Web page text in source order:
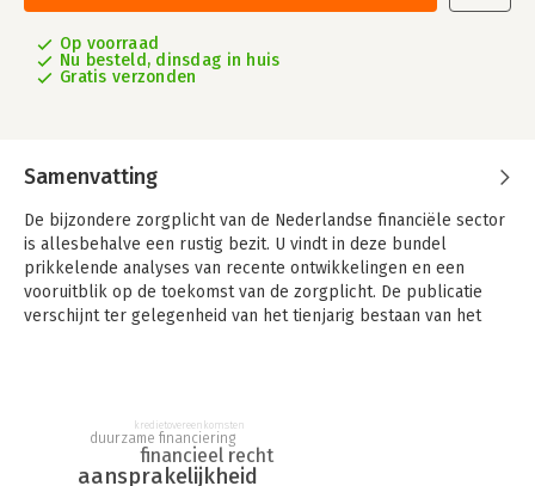
Op voorraad
Nu besteld, dinsdag in huis
Gratis verzonden
Samenvatting
De bijzondere zorgplicht van de Nederlandse financiële sector
is allesbehalve een rustig bezit. U vindt in deze bundel
prikkelende analyses van recente ontwikkelingen en een
vooruitblik op de toekomst van de zorgplicht. De publicatie
verschijnt ter gelegenheid van het tienjarig bestaan van het
rechtspraak een duidelijke trend zichtbaar waarin banken en
andere financiële instellingen vaker en op grotere schaal met
succes aansprakelijk worden gesteld wegens een schending
aansprakelijkheid
financieel recht
duurzame financiering
kredietovereenkomsten